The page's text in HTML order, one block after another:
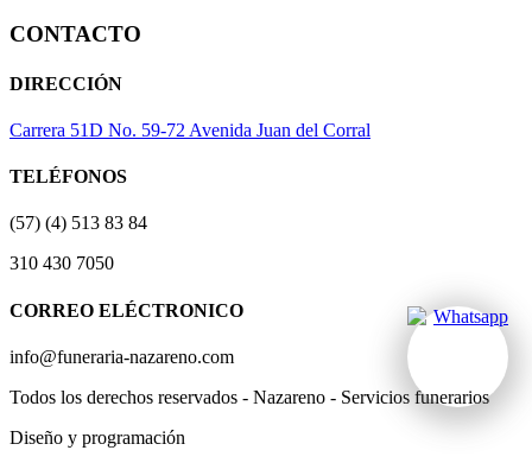
CONTACTO
DIRECCIÓN
Carrera 51D No. 59-72 Avenida Juan del Corral
TELÉFONOS
(57) (4) 513 83 84
310 430 7050
CORREO ELÉCTRONICO
info@funeraria-nazareno.com
Todos los derechos reservados - Nazareno - Servicios funerarios
Diseño y programación